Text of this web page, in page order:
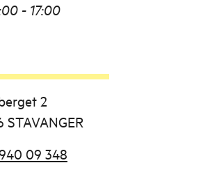
- 17:00
2
STAVANGER
09 348